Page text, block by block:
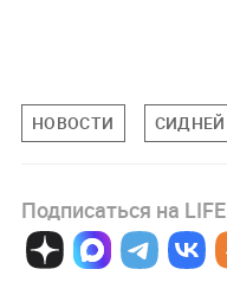
НОВОСТИ СИДНЕЙ
Подписаться на LIFE